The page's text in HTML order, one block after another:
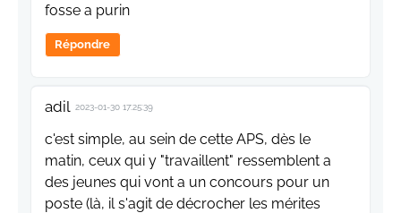
fosse a purin
Répondre
adil 2023-01-30 17:25:39
c'est simple, au sein de cette APS, dès le
matin, ceux qui y "travaillent" ressemblent a
des jeunes qui vont a un concours pour un
poste (là, il s'agit de décrocher les mérites